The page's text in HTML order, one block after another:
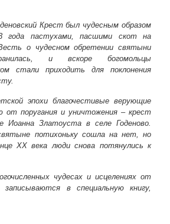
Крест был чудесным образом
года пастухами, пасшими скот на
о чудесном обретении святыни
и вскоре богомольцы
стали приходить для поклонения
эпохи благочестивые верующие
от поругания и уничтожения – крест
Иоанна Златоуста в селе Годеново.
потихоньку сошла на нет, но
ХХ века люди снова потянулись к
чудесах и исцелениях от
записываются в специальную книгу,